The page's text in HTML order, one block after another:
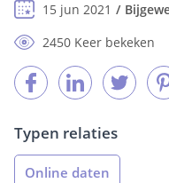
15 jun 2021
2450 Keer bekeken
Typen relaties
Online daten